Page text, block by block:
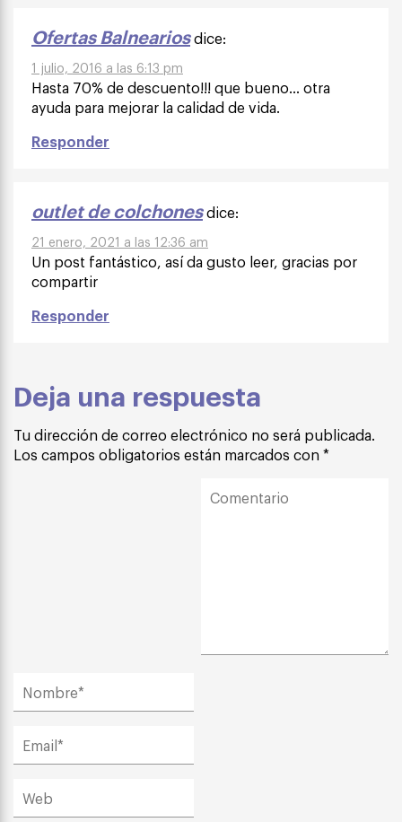
Ofertas Balneariosdice:
1 julio, 2016 a las 6:13 pm
Hasta 70% de descuento!!! que bueno… otra
ayuda para mejorar la calidad de vida.
Responder
outlet de colchonesdice:
21 enero, 2021 a las 12:36 am
Un post fantástico, así da gusto leer, gracias por
compartir
Responder
Deja una respuesta
Tu dirección de correo electrónico no será publicada.
Los campos obligatorios están marcados con *